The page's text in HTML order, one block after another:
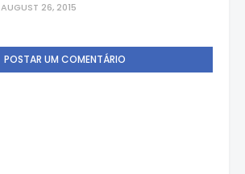
AUGUST 26, 2015
POSTAR UM COMENTÁRIO